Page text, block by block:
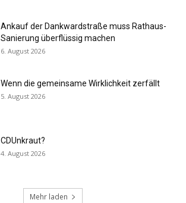
Ankauf der Dankwardstraße muss Rathaus-
Sanierung überflüssig machen
6. August 2026
Wenn die gemeinsame Wirklichkeit zerfällt
5. August 2026
CDUnkraut?
4. August 2026
Mehr laden